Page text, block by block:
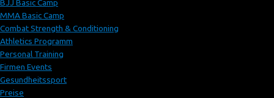
BJJ Basic Camp
MMA Basic Camp
Combat Strength & Conditioning
Athletics Programm
Personal Training
Firmen Events
Gesundheitssport
Preise